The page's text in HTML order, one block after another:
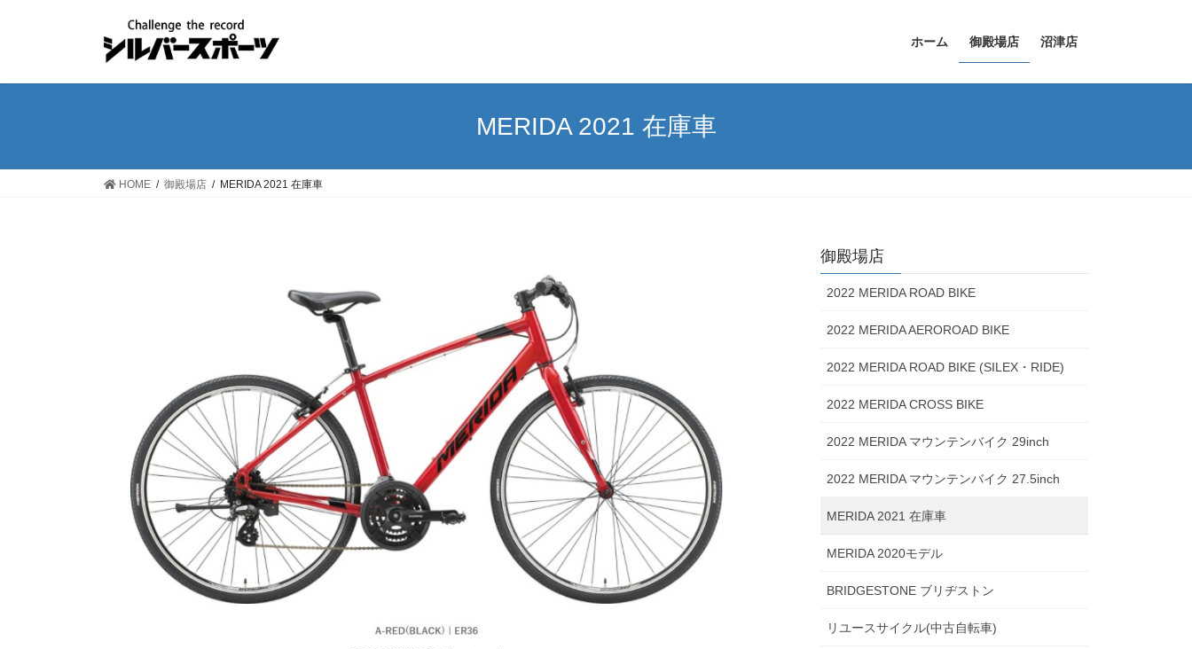
ホーム 御殿場店 沼津店
MERIDA 2021 在庫車
HOME 御殿場店 MERIDA 2021 在庫車
御殿場店
2022 MERIDA ROAD BIKE
2022 MERIDA AEROROAD BIKE
2022 MERIDA ROAD BIKE (SILEX・RIDE)
2022 MERIDA CROSS BIKE
2022 MERIDA マウンテンバイク 29inch
2022 MERIDA マウンテンバイク 27.5inch
MERIDA 2021 在庫車
MERIDA 2020モデル
BRIDGESTONE ブリヂストン
リユースサイクル(中古自転車)